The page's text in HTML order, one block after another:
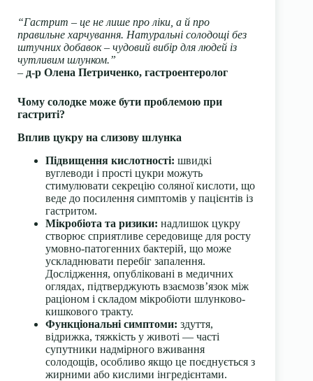
“Гастрит – це не лише про ліки, а й про
правильне харчування. Натуральні солодощі без
штучних добавок – чудовий вибір для людей із
чутливим шлунком.”
– д-р Олена Петриченко, гастроентеролог
Чому солодке може бути проблемою при
гастриті?
Вплив цукру на слизову шлунка
Підвищення кислотності: швидкі
вуглеводи і прості цукри можуть
стимулювати секрецію соляної кислоти, що
веде до посилення симптомів у пацієнтів із
гастритом.
Мікробіота та ризики: надлишок цукру
створює сприятливе середовище для росту
умовно-патогенних бактерій, що може
ускладнювати перебіг запалення.
Дослідження, опубліковані в медичних
оглядах, підтверджують взаємозв’язок між
раціоном і складом мікробіоти шлунково-
кишкового тракту.
Функціональні симптоми: здуття,
відрижка, тяжкість у животі — часті
супутники надмірного вживання
солодощів, особливо якщо це поєднується з
жирними або кислими інгредієнтами.